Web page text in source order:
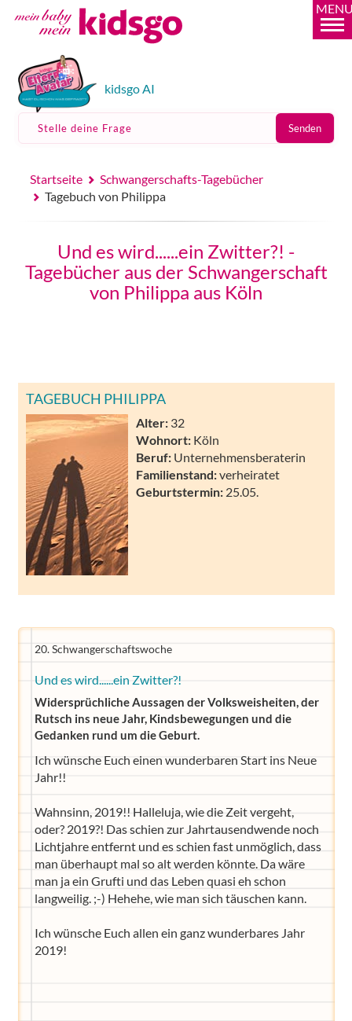
kidsgo AI
Stelle deine Frage Senden
Startseite
Schwangerschafts-Tagebücher
Tagebuch von Philippa
Und es wird......ein Zwitter?! -
Tagebücher aus der Schwangerschaft
von Philippa aus Köln
TAGEBUCH PHILIPPA
Alter: 32
Wohnort: Köln
Beruf: Unternehmensberaterin
Familienstand:verheiratet
Geburtstermin: 25.05.
20. Schwangerschaftswoche
Und es wird......ein Zwitter?!
Widersprüchliche Aussagen der Volksweisheiten, der
Rutsch ins neue Jahr, Kindsbewegungen und die
Gedanken rund um die Geburt.
Ich wünsche Euch einen wunderbaren Start ins Neue
Jahr!!
Wahnsinn, 2019!! Halleluja, wie die Zeit vergeht,
oder? 2019?! Das schien zur Jahrtausendwende noch
Lichtjahre entfernt und es schien fast unmöglich, dass
man überhaupt mal so alt werden könnte. Da wäre
man ja ein Grufti und das Leben quasi eh schon
langweilig. ;-) Hehehe, wie man sich täuschen kann.
Ich wünsche Euch allen ein ganz wunderbares Jahr
2019!